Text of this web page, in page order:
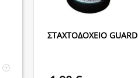
ΣΤΑΧΤΟΔΟΧΕΙΟ GUARD